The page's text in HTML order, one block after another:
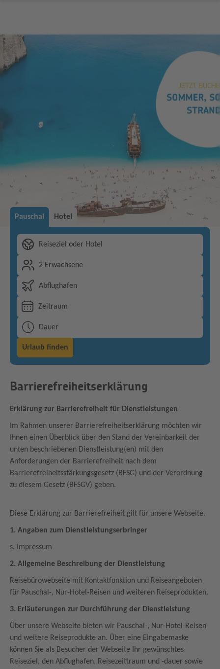
Pauschal Hotel
Reiseziel oder Hotel
2 Erwachsene
Abflughafen
Zeitraum
Dauer
Urlaub finden
Barrierefreiheitserklärung
Erklärung zur Barrierefreiheit für Dienstleistungen
Im Rahmen unserer Barrierefreiheitserklärung möchten wir
Ihnen einen Überblick über den Stand der Vereinbarkeit der
unten beschriebenen Dienstleistung(en) mit den
Anforderungen der Barrierefreiheit nach dem
Barrierefreiheitsstärkungsgesetz (BFSG) und der Verordnung
zu diesem Gesetz (BFSGV) geben.
Diese Erklärung zur Barrierefreiheit gilt für unsere Webseite.
1. Angaben zum Dienstleistungserbringer
s. Impressum
2. Allgemeine Beschreibung der Dienstleistung
Reisebürowebseite mit Kontaktfunktion und Reiseangeboten
für Pauschal-, Nur-Hotel-Reisen und weiteren Reiseprodukten.
3. Erläuterungen zur Durchführung der Dienstleistung
Über unsere Webseite bieten wir Pauschal-, Nur-Hotel-Reisen
und weitere Reiseprodukte an. Über eine Eingabemaske
können Sie als Besucher der Webseite Ihr gewünschtes
Reiseziel, den Abflughafen, Reisezeittraum und -dauer sowie